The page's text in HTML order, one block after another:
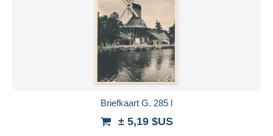
Briefkaart G. 285 l
± 5,19 $US